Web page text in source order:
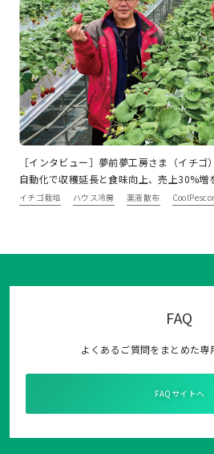
［インタビュー］夢前夢工房さま（イチ
自動化で収穫延長と食味向上、売上30%増
イチゴ栽培 ハウス冷房 薬液散布
FAQ
よくあるご質問をまとめた専
FAQサイトへ